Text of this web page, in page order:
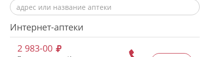
Интернет-аптеки
2 983-00